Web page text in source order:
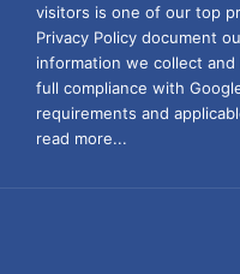
visitors is one of our top
Privacy Policy document
information we collect
full compliance with
requirements and
read more...